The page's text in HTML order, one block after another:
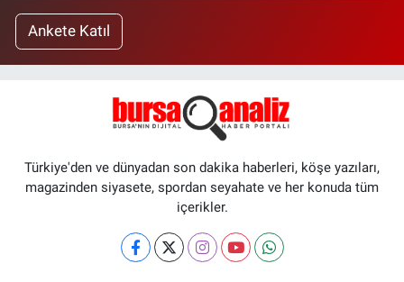
Ankete Katıl
Türkiye'den ve dünyadan son dakika haberleri, köşe yazıları,
magazinden siyasete, spordan seyahate ve her konuda tüm
içerikler.